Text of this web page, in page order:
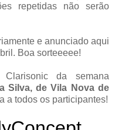
repetidas não serão
e anunciado aqui
Boa sorteeeee!
Clarisonic da semana
Silva, de Vila Nova de
a todos os participantes!